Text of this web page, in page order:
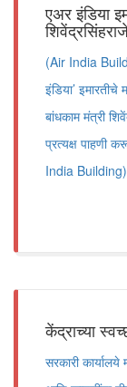
एअर इंडिया
(Air India
इंडिया’
बांधकाम मंत्री
प्रत्यक्ष पाहणी
India Building)
केंद्राच्या
सरकारी कार्यालये